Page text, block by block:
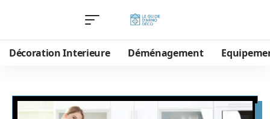
Décoration Interieure Déménagement